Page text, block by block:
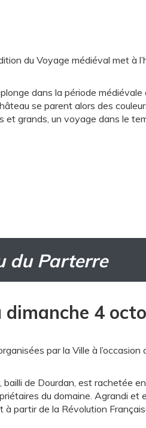
du Voyage médiéval met à
dans la période
se parent alors des
grands, un voyage dans le
du Parterre
4
par la Ville à
de Dourdan, est rachetée
du domaine. Agrandi et
partir de la Révolution